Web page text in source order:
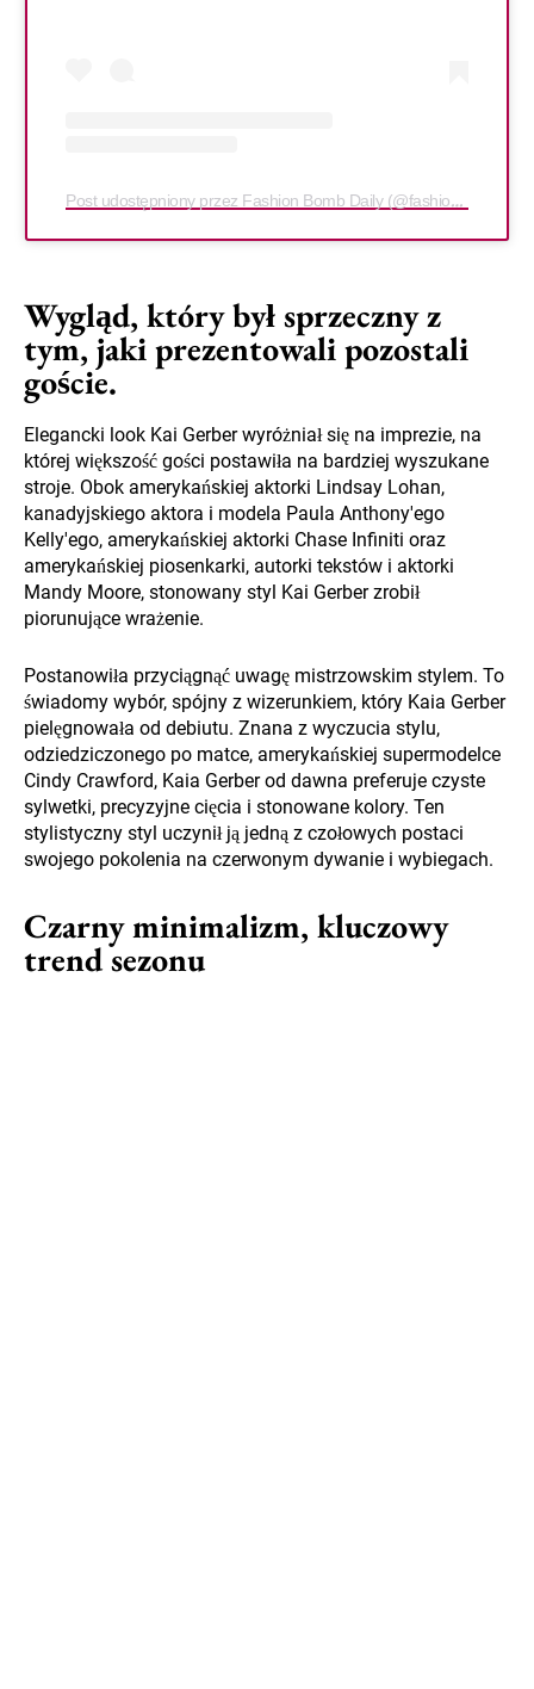
Post udostępniony przez Fashion Bomb Daily (@fashionbombdaily)
Wygląd, który był sprzeczny z
tym, jaki prezentowali pozostali
goście.
Elegancki look Kai Gerber wyróżniał się na imprezie, na
której większość gości postawiła na bardziej wyszukane
stroje. Obok amerykańskiej aktorki Lindsay Lohan,
kanadyjskiego aktora i modela Paula Anthony'ego
Kelly'ego, amerykańskiej aktorki Chase Infiniti oraz
amerykańskiej piosenkarki, autorki tekstów i aktorki
Mandy Moore, stonowany styl Kai Gerber zrobił
piorunujące wrażenie.
Postanowiła przyciągnąć uwagę mistrzowskim stylem. To
świadomy wybór, spójny z wizerunkiem, który Kaia Gerber
pielęgnowała od debiutu. Znana z wyczucia stylu,
odziedziczonego po matce, amerykańskiej supermodelce
Cindy Crawford, Kaia Gerber od dawna preferuje czyste
sylwetki, precyzyjne cięcia i stonowane kolory. Ten
stylistyczny styl uczynił ją jedną z czołowych postaci
swojego pokolenia na czerwonym dywanie i wybiegach.
Czarny minimalizm, kluczowy
trend sezonu